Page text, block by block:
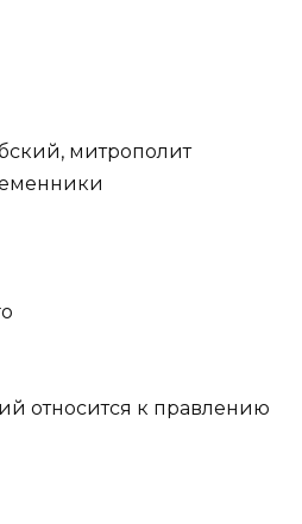
митрополит
относится к правлению